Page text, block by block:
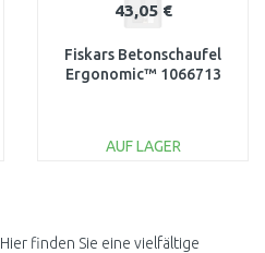
43,05 €
Fiskars Betonschaufel
Ergonomic™ 1066713
AUF LAGER
Vergleichen
Hier finden Sie eine vielfältige